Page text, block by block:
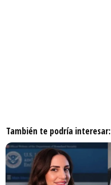
También te podría interesar: